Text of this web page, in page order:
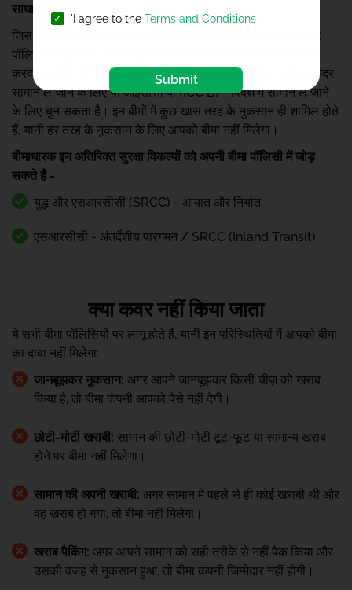
साधारण कवरेज:
जिस तरह ओपन ट्रांजिट पॉलिसी होती है, उसी तरह स्पेसिफिक ट्रांजिट
पॉलिसी भी होती है। अगर कोई व्यक्ति कम पैसे देकर अपना सामान बीमा
करवाना चाहता है, तो वह बेसिक कवर, आईटीसी बी (ITC B) - देश के अंदर
सामान ले जाने के लिए या आईसीसी बी (ICC B) - विदेश में सामान ले जाने
के लिए चुन सकता है। इन बीमों में कुछ खास तरह के नुकसान ही शामिल होते
हैं, यानी हर तरह के नुकसान के लिए आपको बीमा नहीं मिलेगा।
बीमाधारक इन अतिरिक्त सुरक्षा विकल्पों को अपनी बीमा पॉलिसी में जोड़
सकते हैं -
युद्ध और एसआरसीसी (SRCC) - आयात और निर्यात
एसआरसीसी - अंतर्देशीय पारगमन / SRCC (Inland Transit)
क्या कवर नहीं किया जाता
ये सभी बीमा पॉलिसियों पर लागू होते हैं, यानी इन परिस्थितियों में आपको बीमा
का दावा नहीं मिलेगा:
जानबूझकर नुकसान: अगर आपने जानबूझकर किसी चीज़ को खराब
किया है, तो बीमा कंपनी आपको पैसे नहीं देगी।
छोटी-मोटी खराबी: सामान की छोटी-मोटी टूट-फूट या सामान्य खराब
होने पर बीमा नहीं मिलेगा।
सामान की अपनी खराबी: अगर सामान में पहले से ही कोई खराबी थी और
वह खराब हो गया, तो बीमा नहीं मिलेगा।
खराब पैकिंग: अगर आपने सामान को सही तरीके से नहीं पैक किया और
उसकी वजह से नुकसान हुआ, तो बीमा कंपनी जिम्मेदार नहीं होगी।
'I agree to the Terms and Conditions
Submit